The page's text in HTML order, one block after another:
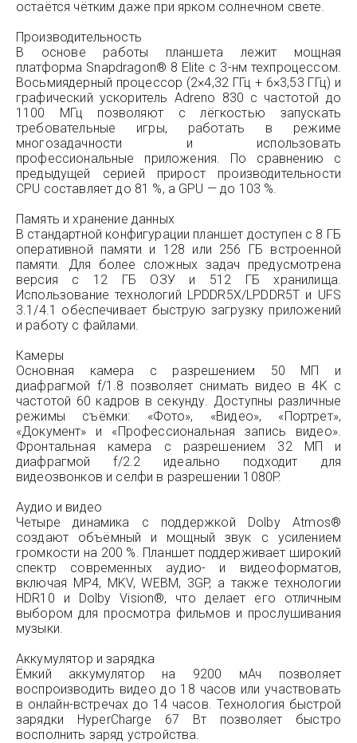
остаётся чётким даже при ярком солнечном свете.
Производительность
В основе работы планшета лежит мощная
платформа Snapdragon® 8 Elite с 3-нм техпроцессом.
Восьмиядерный процессор (2×4,32 ГГц + 6×3,53 ГГц) и
графический ускоритель Adreno 830 с частотой до
1100 МГц позволяют с лёгкостью запускать
требовательные игры, работать в режиме
многозадачности и использовать
профессиональные приложения. По сравнению с
предыдущей серией прирост производительности
CPU составляет до 81 %, а GPU — до 103 %.
Память и хранение данных
В стандартной конфигурации планшет доступен с 8 ГБ
оперативной памяти и 128 или 256 ГБ встроенной
памяти. Для более сложных задач предусмотрена
версия с 12 ГБ ОЗУ и 512 ГБ хранилища.
Использование технологий LPDDR5X/LPDDR5T и UFS
3.1/4.1 обеспечивает быструю загрузку приложений
и работу с файлами.
Камеры
Основная камера с разрешением 50 МП и
диафрагмой f/1.8 позволяет снимать видео в 4K с
частотой 60 кадров в секунду. Доступны различные
режимы съёмки: «Фото», «Видео», «Портрет»,
«Документ» и «Профессиональная запись видео».
Фронтальная камера с разрешением 32 МП и
диафрагмой f/2.2 идеально подходит для
видеозвонков и селфи в разрешении 1080P.
Аудио и видео
Четыре динамика с поддержкой Dolby Atmos®
создают объёмный и мощный звук с усилением
громкости на 200 %. Планшет поддерживает широкий
спектр современных аудио- и видеоформатов,
включая MP4, MKV, WEBM, 3GP, а также технологии
HDR10 и Dolby Vision®, что делает его отличным
выбором для просмотра фильмов и прослушивания
музыки.
Аккумулятор и зарядка
Ёмкий аккумулятор на 9200 мАч позволяет
воспроизводить видео до 18 часов или участвовать
в онлайн-встречах до 14 часов. Технология быстрой
зарядки HyperCharge 67 Вт позволяет быстро
восполнить заряд устройства.